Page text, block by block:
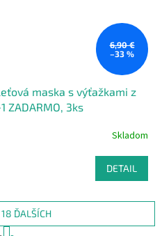
6,90 €
–33 %
maska s výťažkami z
ZADARMO, 3ks
Skladom
DETAIL
ĎALŠÍCH